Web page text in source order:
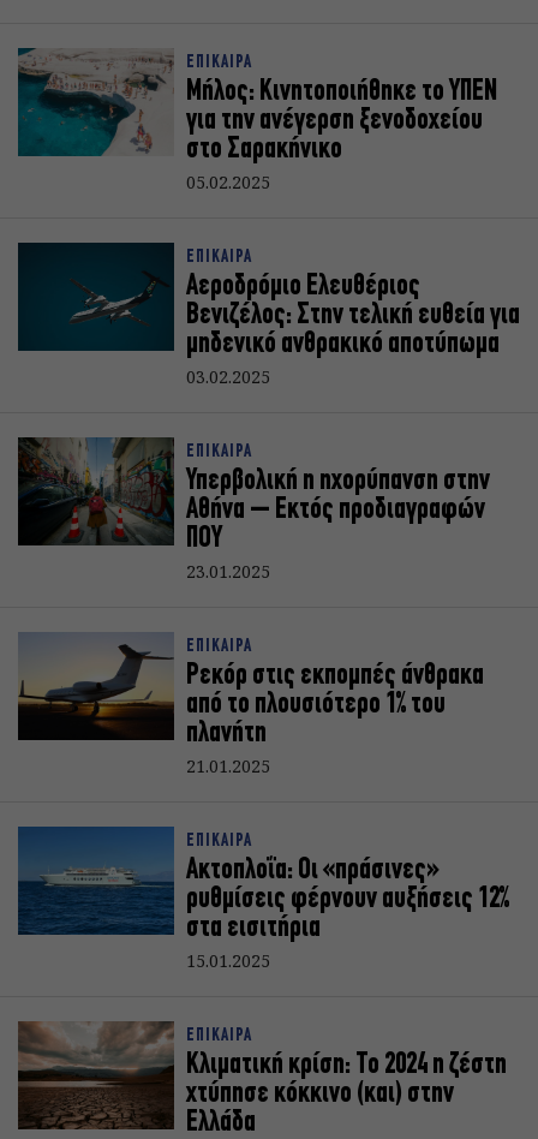
ΕΠΙΚΑΙΡΑ
Μήλος: Κινητοποιήθηκε το ΥΠΕΝ
για την ανέγερση ξενοδοχείου
στο Σαρακήνικο
05.02.2025
ΕΠΙΚΑΙΡΑ
Αεροδρόμιο Ελευθέριος
Βενιζέλος: Στην τελική ευθεία για
μηδενικό ανθρακικό αποτύπωμα
03.02.2025
ΕΠΙΚΑΙΡΑ
Υπερβολική η ηχορύπανση στην
Αθήνα – Εκτός προδιαγραφών
ΠΟΥ
23.01.2025
ΕΠΙΚΑΙΡΑ
Ρεκόρ στις εκπομπές άνθρακα
από το πλουσιότερο 1% του
πλανήτη
21.01.2025
ΕΠΙΚΑΙΡΑ
Ακτοπλοΐα: Οι «πράσινες»
ρυθμίσεις φέρνουν αυξήσεις 12%
στα εισιτήρια
15.01.2025
ΕΠΙΚΑΙΡΑ
Κλιματική κρίση: Το 2024 η ζέστη
χτύπησε κόκκινο (και) στην
Ελλάδα